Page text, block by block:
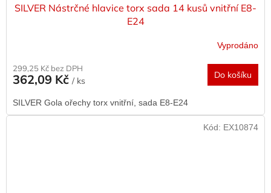
SILVER Nástrčné hlavice torx sada 14 kusů vnitřní E8-
E24
Vyprodáno
299,25 Kč bez DPH
362,09 Kč / ks
Do košíku
SILVER Gola ořechy torx vnitřní, sada E8-E24
Kód: EX10874